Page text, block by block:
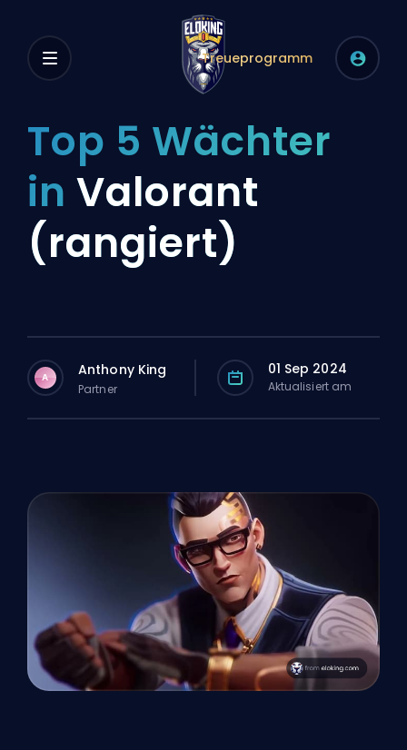
Treueprogramm
Top 5 Wächter
in Valorant
(rangiert)
A Anthony King
Partner
01 Sep 2024
Aktualisiert am